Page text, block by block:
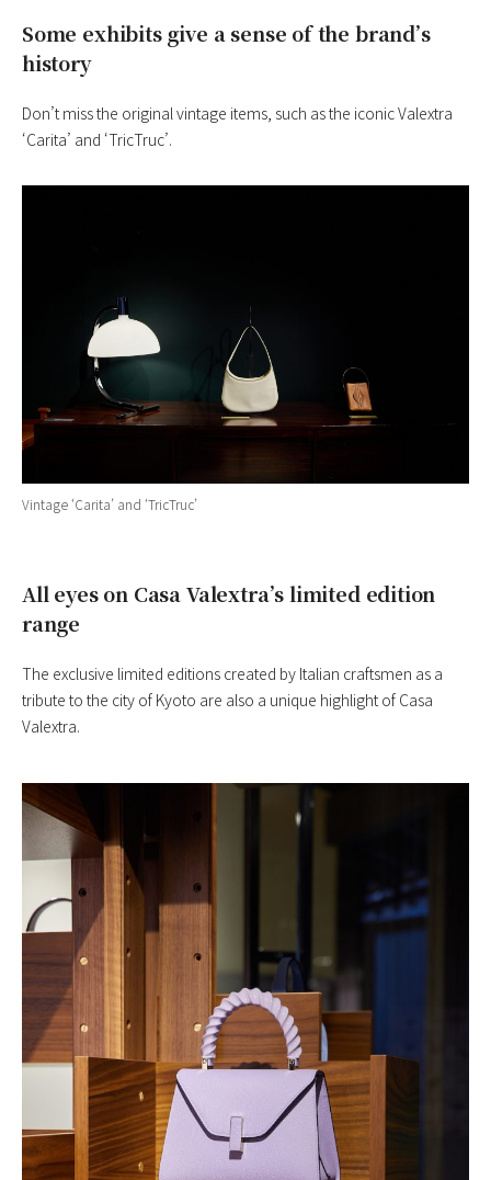
Some exhibits give a sense of the brand’s
history
Don’t miss the original vintage items, such as the iconic Valextra
‘Carita’ and ‘TricTruc’.
Vintage ‘Carita’ and ‘TricTruc’
All eyes on Casa Valextra’s limited edition
range
The exclusive limited editions created by Italian craftsmen as a
tribute to the city of Kyoto are also a unique highlight of Casa
Valextra.